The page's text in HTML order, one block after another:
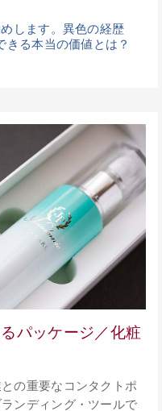
します。異色の経歴
きる本当の価値とは？
パッケージ／化粧
の重要なコンタクトポ
ンディング・ツールで